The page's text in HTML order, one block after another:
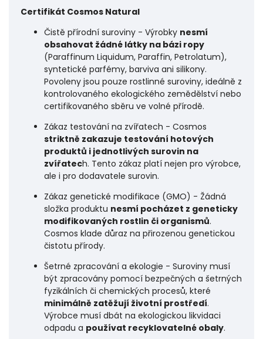
Certifikát Cosmos Natural
Čistě přírodní suroviny - Výrobky nesmí
obsahovat žádné látky na bázi ropy
(Paraffinum Liquidum, Paraffin, Petrolatum),
syntetické parfémy, barviva ani silikony.
Povoleny jsou pouze rostlinné suroviny, ideálně z
kontrolovaného ekologického zemědělství nebo
certifikovaného sběru ve volné přírodě.
Zákaz testování na zvířatech - Cosmos
striktně zakazuje testování hotových
produktů i jednotlivých surovin na
zvířatech. Tento zákaz platí nejen pro výrobce,
ale i pro dodavatele surovin.
Zákaz genetické modifikace (GMO) - Žádná
složka produktu nesmí pocházet z geneticky
modifikovaných rostlin či organismů.
Cosmos klade důraz na přirozenou genetickou
čistotu přírody.
Šetrné zpracování a ekologie - Suroviny musí
být zpracovány pomocí bezpečných a šetrných
fyzikálních či chemických procesů, které
minimálně zatěžují životní prostředí.
Výrobce musí dbát na ekologickou likvidaci
odpadu a používat recyklovatelné obaly.